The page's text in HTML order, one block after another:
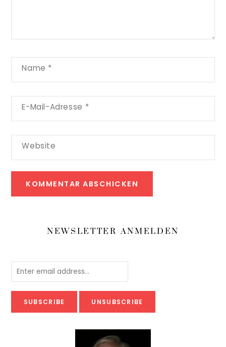
Name *
E-Mail-Adresse *
Website
NEWSLETTER ANMELDEN